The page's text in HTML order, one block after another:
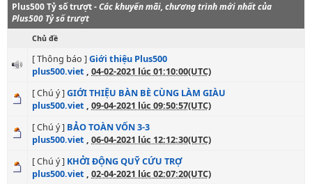
Plus500 Tỷ số trượt -Các khuyến mãi, chương trình mới nhất của
Plus500 Tỷ số trượt
Chủ đề
[ Thông báo ]Giới thiệu Plus500
plus500.viet , 04-02-2021 lúc 01:10:00(UTC)
[ Chú ý ]GIỚI THIỆU BÀN BÈ CÙNG LÀM GIÀU
plus500.viet , 09-04-2021 lúc 09:50:57(UTC)
[ Chú ý ] BẢO TOÀN VỐN 3-3
plus500.viet , 06-04-2021 lúc 12:12:30(UTC)
[ Chú ý ] KHỞI ĐỘNG QUỸ CỨU TRỢ
plus500.viet , 02-04-2021 lúc 02:07:20(UTC)